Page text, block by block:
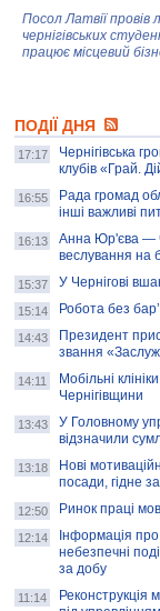
Посол Латвії провів
чернігівських
працює місцевий
колекцію про війну,
AB InBev Efes
навчальний проєкт
школа", спрямований
підприємництва у
Золота тварина:
написало про
скільки на ньому
витрачають?
ПОДІЇ ДНЯ
17:17
Чернігівська
клубів «Грай.
16:55
Рада громад
інші важливі
16:13
Анна Юр'єва —
веслування на
15:37 У Чернігові
15:14 Робота без
14:43
Президент
звання
14:11
Мобільні
Чернігівщини
13:43
У Головному
відзначили
13:18
Нові
посади, гідне
12:50 Ринок праці
12:14
Інформація про
небезпечні
за добу
11:14
Реконструкція